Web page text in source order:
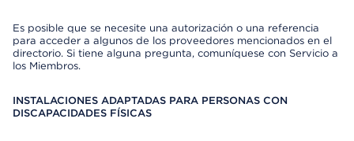
Es posible que se necesite una autorización o una referencia
para acceder a algunos de los proveedores mencionados en el
directorio. Si tiene alguna pregunta, comuníquese con Servicio a
los Miembros.
INSTALACIONES ADAPTADAS PARA PERSONAS CON
DISCAPACIDADES FÍSICAS